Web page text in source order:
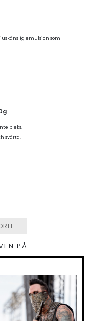
emulsion som
bleks.
svärta.
PÅ